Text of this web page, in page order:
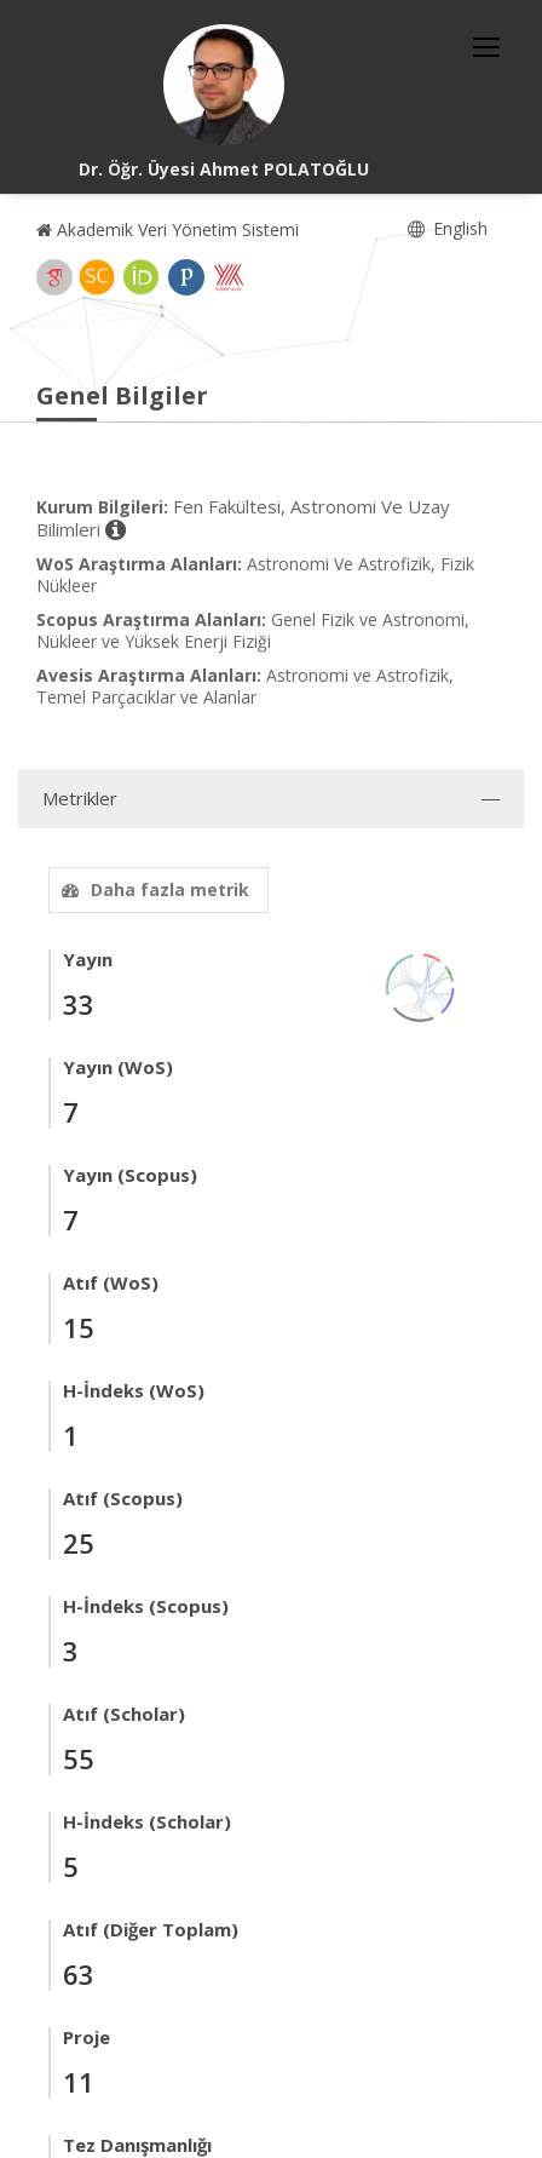
Dr. Öğr. Üyesi Ahmet POLATOĞLU
Akademik Veri Yönetim Sistemi English
Genel Bilgiler
Kurum Bilgileri: Fen Fakültesi, Astronomi Ve Uzay
Bilimleri
WoS Araştırma Alanları: Astronomi Ve Astrofizik, Fizik
Nükleer
Scopus Araştırma Alanları: Genel Fizik ve Astronomi,
Nükleer ve Yüksek Enerji Fiziği
Avesis Araştırma Alanları: Astronomi ve Astrofizik,
Temel Parçacıklar ve Alanlar
Metrikler
Daha fazla metrik
Yayın
33
Yayın (WoS)
7
Yayın (Scopus)
7
Atıf (WoS)
15
H-İndeks (WoS)
1
Atıf (Scopus)
25
H-İndeks (Scopus)
3
Atıf (Scholar)
55
H-İndeks (Scholar)
5
Atıf (Diğer Toplam)
63
Proje
11
Tez Danışmanlığı